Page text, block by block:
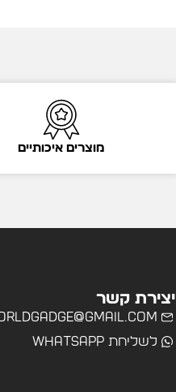
מוצרים איכותיים
יצירת קשר
לשליחת WhatsApp